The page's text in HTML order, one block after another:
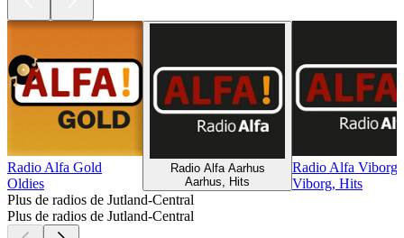
Radio Alfa Gold
Oldies
Radio Alfa Aarhus
Aarhus, Hits
Radio Alfa Viborg
Viborg, Hits
Plus de radios de Jutland-Central
Plus de radios de Jutland-Central